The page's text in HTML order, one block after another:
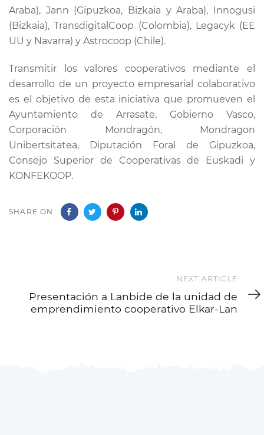
Araba), Jann (Gipuzkoa, Bizkaia y Araba), Innogusi
(Bizkaia), TransdigitalCoop (Colombia), Legacyk (EE
UU y Navarra) y Astrocoop (Chile).
Transmitir los valores cooperativos mediante el
desarrollo de un proyecto empresarial colaborativo
es el objetivo de esta iniciativa que promueven el
Ayuntamiento de Arrasate, Gobierno Vasco,
Corporación Mondragón, Mondragon
Unibertsitatea, Diputación Foral de Gipuzkoa,
Consejo Superior de Cooperativas de Euskadi y
KONFEKOOP.
SHARE ON
Article
NEXT ARTICLE
Presentación a Lanbide de la unidad de
emprendimiento cooperativo Elkar-Lan